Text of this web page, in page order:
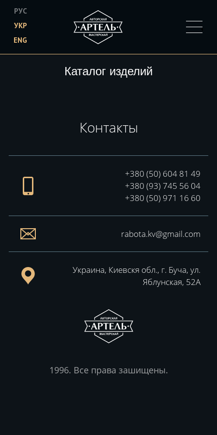
РУС
УКР
ENG
Каталог изделий
Контакты
+380 (50) 604 81 49
+380 (93) 745 56 04
+380 (50) 971 16 60
rabota.kv@gmail.com
Украина, Киевскя обл., г. Буча, ул.
Яблунская, 52А
1996. Все права зашищены.